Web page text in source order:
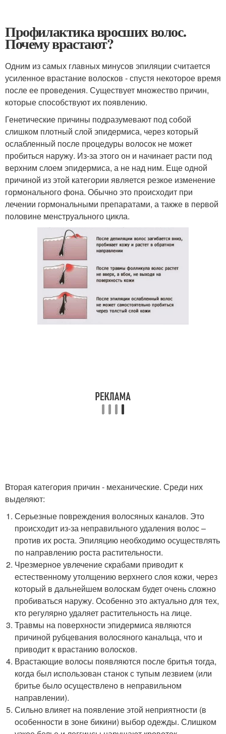
Профилактика вросших волос.
Почему врастают?
Одним из самых главных минусов эпиляции считается
усиленное врастание волосков - спустя некоторое время
после ее проведения. Существует множество причин,
которые способствуют их появлению.
Генетические причины подразумевают под собой
слишком плотный слой эпидермиса, через который
ослабленный после процедуры волосок не может
пробиться наружу. Из-за этого он и начинает расти под
верхним слоем эпидермиса, а не над ним. Еще одной
причиной из этой категории является резкое изменение
гормонального фона. Обычно это происходит при
лечении гормональными препаратами, а также в первой
половине менструального цикла.
Вторая категория причин - механические. Среди них
выделяют:
Серьезные повреждения волосяных каналов. Это
происходит из-за неправильного удаления волос –
против их роста. Эпиляцию необходимо осуществлять
по направлению роста растительности.
Чрезмерное увлечение скрабами приводит к
естественному утолщению верхнего слоя кожи, через
который в дальнейшем волоскам будет очень сложно
пробиваться наружу. Особенно это актуально для тех,
кто регулярно удаляет растительность на лице.
Травмы на поверхности эпидермиса являются
причиной рубцевания волосяного канальца, что и
приводит к врастанию волосков.
Врастающие волосы появляются после бритья тогда,
когда был использован станок с тупым лезвием (или
бритье было осуществлено в неправильном
направлении).
Сильно влияет на появление этой неприятности (в
особенности в зоне бикини) выбор одежды. Слишком